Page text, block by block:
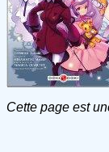
Cette page est